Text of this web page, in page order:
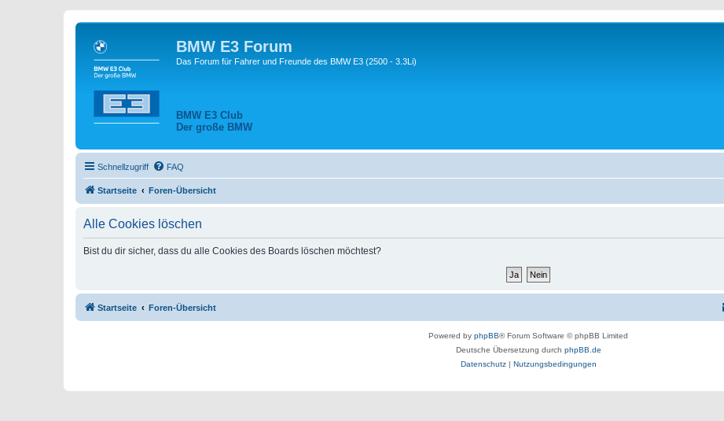
BMW E3 Forum
Das Forum für Fahrer und Freunde des BMW E3 (2500 - 3.3Li)
BMW E3 Club
Der große BMW
Schnellzugriff FAQ
Startseite Foren-Übersicht
Alle Cookies löschen
Bist du dir sicher, dass du alle Cookies des Boards löschen möchtest?
Startseite Foren-Übersicht
Powered by phpBB® Forum Software © phpBB Limited
Deutsche Übersetzung durch phpBB.de
Datenschutz| Nutzungsbedingungen